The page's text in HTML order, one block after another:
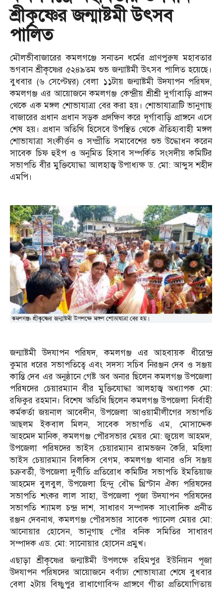
শ্রীকৃষ্ণের জন্মাষ্টমী উৎসব
পালিত
মৌলভীবাজারের কমলগঞ্জে সনাতন ধর্মের প্রাণপুরুষ মহাবতার
ভগবান শ্রীকৃষ্ণের ৫২৪৯তম শুভ জন্মাষ্টমী উৎসব পালিত হয়েছে।
বুধবার (৬ সেপ্টেম্বর) বেলা ১১টায় জন্মাষ্টমী উদযাপন পরিষদ,
কমলগঞ্জ এর আয়োজনে কমলগঞ্জ কেন্দ্রীয় শ্রীশ্রী দুর্গাবাড়ি প্রাঙ্গন
থেকে এক মঙ্গল শোভাযাত্রা বের করা হয়। শোভাযাত্রাটি ভানুগাছ
বাজারের প্রধান প্রধান সড়ক প্রদক্ষিণ করে দূর্গাবাড়ি প্রাঙ্গনে এসে
শেষ হয়। প্রধান অতিথি হিসেবে উপস্থিত থেকে ঐতিহ্যবাহী মঙ্গল
শোভাযাত্রা সংকীর্ত্তন ও সম্প্রীতি সমাবেশের শুভ উদ্ধোধন করেন
সাবেক চিফ হুইপ ও অনুমিত হিসাব সম্পর্কিত সংসদীয় কমিটির
সভাপতি বীর মুক্তিযোদ্ধা আলহাজ্ব উপাধ্যক্ষ ড. মো: আব্দুস শহীদ
এমপি।
জন্মাষ্টমী উদযাপন পরিষদ, কমলগঞ্জ এর আহবায়ক ধীরেন্দ্র
কুমার ধরের সভাপতিত্বে এবং সদস্য সচিব নিরঞ্জন দেব ও সঞ্জয়
কান্তি দেব এর অনুষ্ঠানে গেষ্ট অব অনার ছিলেন কমলগঞ্জ উপজেলা
পরিষদের চেয়ারম্যান বীর মুক্তিযোদ্ধা আলহাজ্ব অধ্যাপক মো:
রফিকুর রহমান। বিশেষ অতিথি ছিলেন কমলগঞ্জ উপজেলা নির্বাহী
কর্মকর্তা জয়নাল আবেদীন, উপজেলা আওয়ামীলীগের সভাপতি
আছলম ইকবাল মিলন, সাবেক সভাপতি এম, মোসাদ্দেক
আহমেদ মানিক, কমলগঞ্জ পৌরসভার মেয়র মো: জুয়েল আহমদ,
উপজেলা পরিষদের ভাইস চেয়ারম্যান রামভজন কৈরি, মহিলা
ভাইস চেয়ারম্যান বিলকিস বেগম, কমলগঞ্জ থানার ওসি সঞ্জয়
চক্রবর্তী, উপজেলা দুর্ণীতি প্রতিরোধ কমিটির সভাপতি ইমতিয়াজ
আহমেদ বুলবুল, উপজেলা হিন্দু বৌদ্ধ খ্রিস্টান ঐক্য পরিষদের
সভাপতি শংকর লাল সাহা, উপজেলা পূজা উদযাপন পরিষদের
সভাপতি শ্যামল চন্দ্র দাশ, সাধারণ সম্পাদক সাংবাদিক প্রনীত
রঞ্জন দেবনাথ, কমলগঞ্জ পৌরসভার সাবেক প্যানেল মেয়র মো:
আনোয়ার হোসেন, ভানুগাছ পৌর বনিক সমিতির সাধারণ
সম্পাদক এড. মো: সানোয়ার হোসেন প্রমুখ।
এছাড়া শ্রীকৃষ্ণের জন্মাষ্টমী উপলক্ষে রহিমপুর ইউনিয়ন পূজা
উদযাপন পরিষদের আয়োজনে বর্ণাঢ্য শোভাযাত্রা শেষে বুধবার
বেলা ২টায় বিষ্ণুপুর রাধাগোবিন্দ প্রাঙ্গণে গীতা প্রতিযোগিতায়